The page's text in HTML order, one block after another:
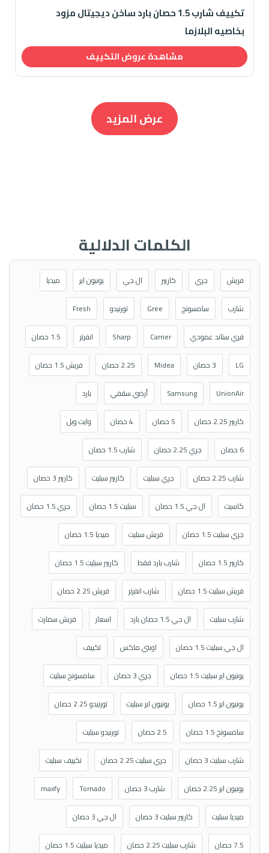
تكييف شارب 1.5 حصان بارد ساخن ديجيتال مزود
بخاصيه البلازما
مشاهدة عروض التكييف
عرض المزيد
الكلمات الدلالية
فريش جري كاريير ال جي يونيون اير ميديا
شارب سامسونج Gree تورنيدو Fresh
فري ستاند عمودي Carrier
Sharp انفرتر 1.5 حصان
LG 3 حصان Midea 2.25 حصان فريش 1.5 حصان
UnionAir
Samsung أرضي سقفي بارد
كاريير 2.25 حصان 5 حصان 4 حصان وايت ويل
6 حصان جري 2.25 حصان شارب 1.5 حصان
شارب 2.25 حصان جري سبليت كاريير سبليت كاريير 3 حصان
كاسيت ال جي 1.5 حصان سبليت 1.5 حصان جري 1.5 حصان
جري سبليت 1.5 حصان فريش سبليت ميديا 1.5 حصان
كاريير 1.5 حصان شارب بارد فقط كاريير سبليت 1.5 حصان
فريش سبليت 1.5 حصان شارب انفرتر فريش 2.25 حصان
شارب سبليت ال جي 1.5 حصان بارد اسعار فريش سمارت
ال جي سبليت 1.5 حصان اوبتي ماكس تكييف
يونيون اير سبليت 1.5 حصان جري 3 حصان سامسونج سبليت
يونيون اير 1.5 حصان يونيون اير سبليت تورنيدو 2.25 حصان
سامسونج 1.5 حصان 2.5 حصان تورنيدو سبليت
شارب سبليت 3 حصان جري سبليت 2.25 حصان تكييف سبليت
يونيون اير 2.25 حصان شارب 3 حصان Tornado
maxfy
ميديا سبليت كاريير سبليت 3 حصان ال جي 3 حصان
7.5 حصان شارب سبليت 2.25 حصان ميديا سبليت 1.5 حصان